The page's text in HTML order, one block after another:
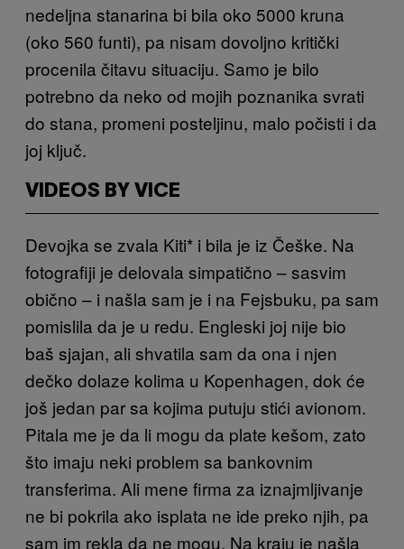
nedeljna stanarina bi bila oko 5000 kruna
(oko 560 funti), pa nisam dovoljno kritički
procenila čitavu situaciju. Samo je bilo
potrebno da neko od mojih poznanika svrati
do stana, promeni posteljinu, malo počisti i da
joj ključ.
VIDEOS BY VICE
Devojka se zvala Kiti* i bila je iz Češke. Na
fotografiji je delovala simpatično – sasvim
obično – i našla sam je i na Fejsbuku, pa sam
pomislila da je u redu. Engleski joj nije bio
baš sjajan, ali shvatila sam da ona i njen
dečko dolaze kolima u Kopenhagen, dok će
još jedan par sa kojima putuju stići avionom.
Pitala me je da li mogu da plate kešom, zato
što imaju neki problem sa bankovnim
transferima. Ali mene firma za iznajmljivanje
ne bi pokrila ako isplata ne ide preko njih, pa
sam im rekla da ne mogu. Na kraju je našla